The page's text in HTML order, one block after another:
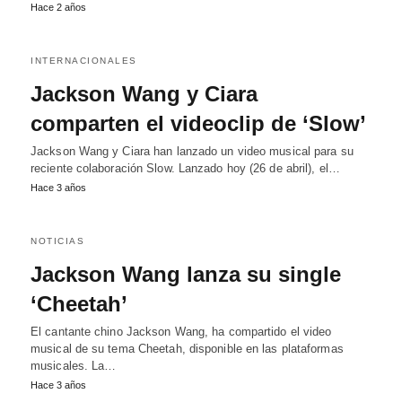
Hace 2 años
INTERNACIONALES
Jackson Wang y Ciara
comparten el videoclip de ‘Slow’
Jackson Wang y Ciara han lanzado un video musical para su
reciente colaboración Slow. Lanzado hoy (26 de abril), el…
Hace 3 años
NOTICIAS
Jackson Wang lanza su single
‘Cheetah’
El cantante chino Jackson Wang, ha compartido el video
musical de su tema Cheetah, disponible en las plataformas
musicales. La…
Hace 3 años